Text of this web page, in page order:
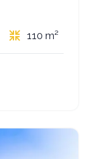
110 m²